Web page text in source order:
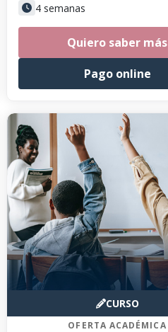
4 semanas
Quiero saber más
Pago online
CURSO
OFERTA ACADÉMICA